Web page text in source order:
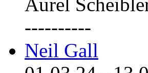
----------
Neil Gall